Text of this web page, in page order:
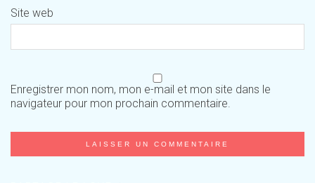
Site web
Enregistrer mon nom, mon e-mail et mon site dans le
navigateur pour mon prochain commentaire.